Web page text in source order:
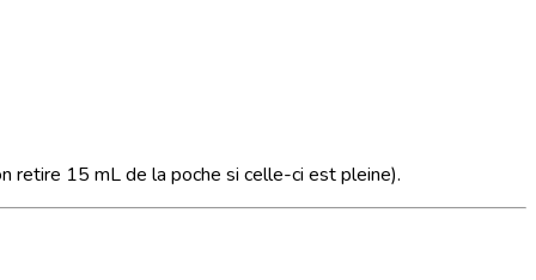
retire 15 mL de la poche si celle-ci est pleine).